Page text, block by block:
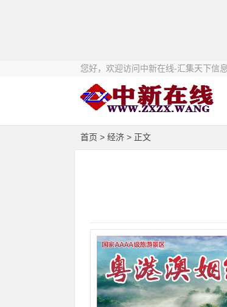
您好，欢迎访问中新在线-汇集天下信
首页 > 经济 > 正文